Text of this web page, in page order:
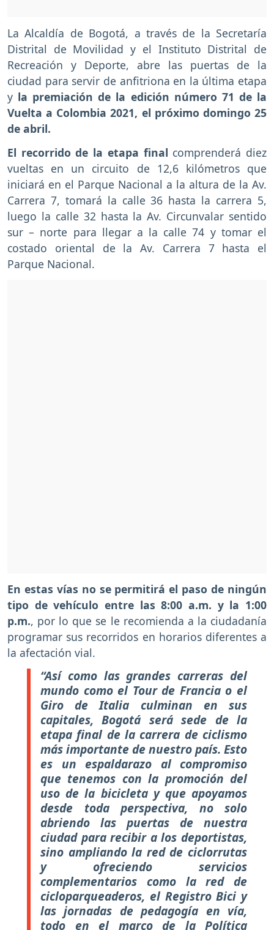
La Alcaldía de Bogotá, a través de la Secretaría
Distrital de Movilidad y el Instituto Distrital de
Recreación y Deporte, abre las puertas de la
ciudad para servir de anfitriona en la última etapa
y la premiación de la edición número 71 de la
Vuelta a Colombia 2021, el próximo domingo 25
de abril.
El recorrido de la etapa final comprenderá diez
vueltas en un circuito de 12,6 kilómetros que
iniciará en el Parque Nacional a la altura de la Av.
Carrera 7, tomará la calle 36 hasta la carrera 5,
luego la calle 32 hasta la Av. Circunvalar sentido
sur – norte para llegar a la calle 74 y tomar el
costado oriental de la Av. Carrera 7 hasta el
Parque Nacional.
En estas vías no se permitirá el paso de ningún
tipo de vehículo entre las 8:00 a.m. y la 1:00
p.m., por lo que se le recomienda a la ciudadanía
programar sus recorridos en horarios diferentes a
la afectación vial.
“Así como las grandes carreras del
mundo como el Tour de Francia o el
Giro de Italia culminan en sus
capitales, Bogotá será sede de la
etapa final de la carrera de ciclismo
más importante de nuestro país. Esto
es un espaldarazo al compromiso
que tenemos con la promoción del
uso de la bicicleta y que apoyamos
desde toda perspectiva, no solo
abriendo las puertas de nuestra
ciudad para recibir a los deportistas,
sino ampliando la red de ciclorrutas
y ofreciendo servicios
complementarios como la red de
cicloparqueaderos, el Registro Bici y
las jornadas de pedagogía en vía,
todo en el marco de la Política